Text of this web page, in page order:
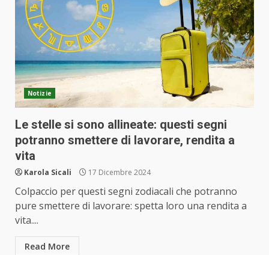
Notizie
Le stelle si sono allineate: questi segni
potranno smettere di lavorare, rendita a
vita
Karola Sicali 17 Dicembre 2024
Colpaccio per questi segni zodiacali che potranno
pure smettere di lavorare: spetta loro una rendita a
vita....
Read More